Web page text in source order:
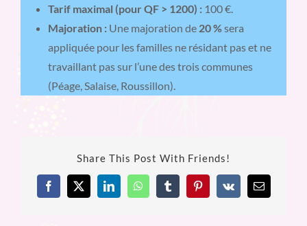
Tarif maximal (pour QF > 1200) : 100 €.
Majoration : Une majoration de 20 %sera
appliquée pour les familles ne résidant pas et ne
travaillant pas sur l’une des trois communes
(Péage, Salaise, Roussillon).
Share This Post With Friends!
Facebook
X LinkedInWhatsAppTumblrPinterest
Vk Email